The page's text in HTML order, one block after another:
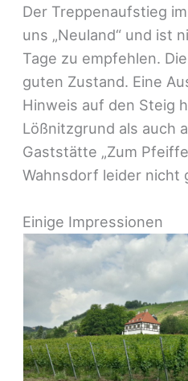
Der Treppenaufstieg
uns „Neuland“ und ist
Tage zu empfehlen.
guten Zustand. Eine
Hinweis auf den Steig
Lößnitzgrund als auch
Gaststätte „Zum
Wahnsdorf leider nicht
Einige Impressionen